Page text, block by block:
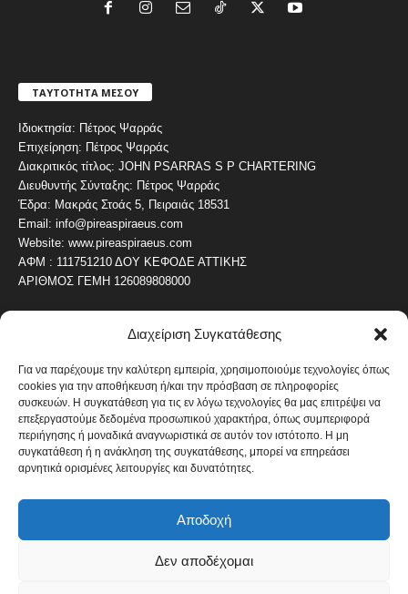
Διαχείριση Συγκατάθεσης
Για να παρέχουμε την καλύτερη εμπειρία, χρησιμοποιούμε τεχνολογίες όπως
cookies για την αποθήκευση ή/και την πρόσβαση σε πληροφορίες
συσκευών. Η συγκατάθεση για τις εν λόγω τεχνολογίες θα μας επιτρέψει να
επεξεργαστούμε δεδομένα προσωπικού χαρακτήρα, όπως συμπεριφορά
περιήγησης ή μοναδικά αναγνωριστικά σε αυτόν τον ιστότοπο. Η μη
συγκατάθεση ή η ανάκληση της συγκατάθεσης, μπορεί να επηρεάσει
αρνητικά ορισμένες λειτουργίες και δυνατότητες.
Αποδοχή
Δεν αποδέχομαι
ΤΑΥΤΟΤΗΤΑ ΜΕΣΟΥ
Ιδιοκτησία: Πέτρος Ψαρράς
Επιχείρηση: Πέτρος Ψαρράς
Διακριτικός τίτλος: JOHN PSARRAS S P CHARTERING
Διευθυντής Σύνταξης: Πέτρος Ψαρράς
Έδρα: Μακράς Στοάς 5, Πειραιάς 18531
Email: info@pireaspiraeus.com
Website: www.pireaspiraeus.com
ΑΦΜ : 111751210 ΔΟΥ ΚΕΦΟΔΕ ΑΤΤΙΚΗΣ
ΑΡΙΘΜΟΣ ΓΕΜΗ 126089808000
ΔΗΜΟΦΙΛΗ ΚΑΤΗΓΟΡΙΑ
ΝΕΑ ΤΟΥ ΠΕΙΡΑΙΑ 4488
ΟΛΥΜΠΙΑΚΟΣ
ΑΛΛΑ ΚΟΙΝΩΝΙΚΑ
ΕΙΔΗΣΕΙΣ ΝΑΥΤΙΛΙΑ
ΟΙΚΟΝΟΜΙΚΑ
ΚΑΛΛΙΤΕΧΝΙΚΑ 822